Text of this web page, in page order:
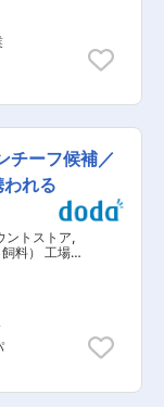
チーフ候補／
れる
ントストア,
料） 工場長